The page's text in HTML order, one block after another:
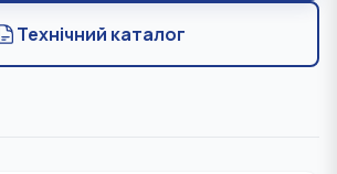
Технічний каталог